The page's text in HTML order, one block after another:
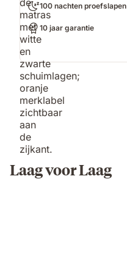
100 nachten proefslapen
10 jaar garantie
Laag voor Laag